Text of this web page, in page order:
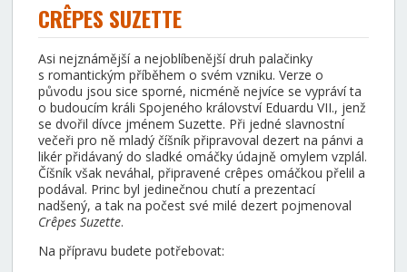
CRÊPES SUZETTE
Asi nejznámější a nejoblíbenější druh palačinky
s romantickým příběhem o svém vzniku. Verze o
původu jsou sice sporné, nicméně nejvíce se vypráví ta
o budoucím králi Spojeného království Eduardu VII., jenž
se dvořil dívce jménem Suzette. Při jedné slavnostní
večeři pro ně mladý číšník připravoval dezert na pánvi a
likér přidávaný do sladké omáčky údajně omylem vzplál.
Číšník však neváhal, připravené crêpes omáčkou přelil a
podával. Princ byl jedinečnou chutí a prezentací
nadšený, a tak na počest své milé dezert pojmenoval
Crêpes Suzette.
Na přípravu budete potřebovat: